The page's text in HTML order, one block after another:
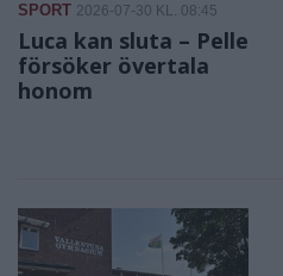
SPORT 2026-07-30 KL. 08:45
Luca kan sluta – Pelle
försöker övertala
honom